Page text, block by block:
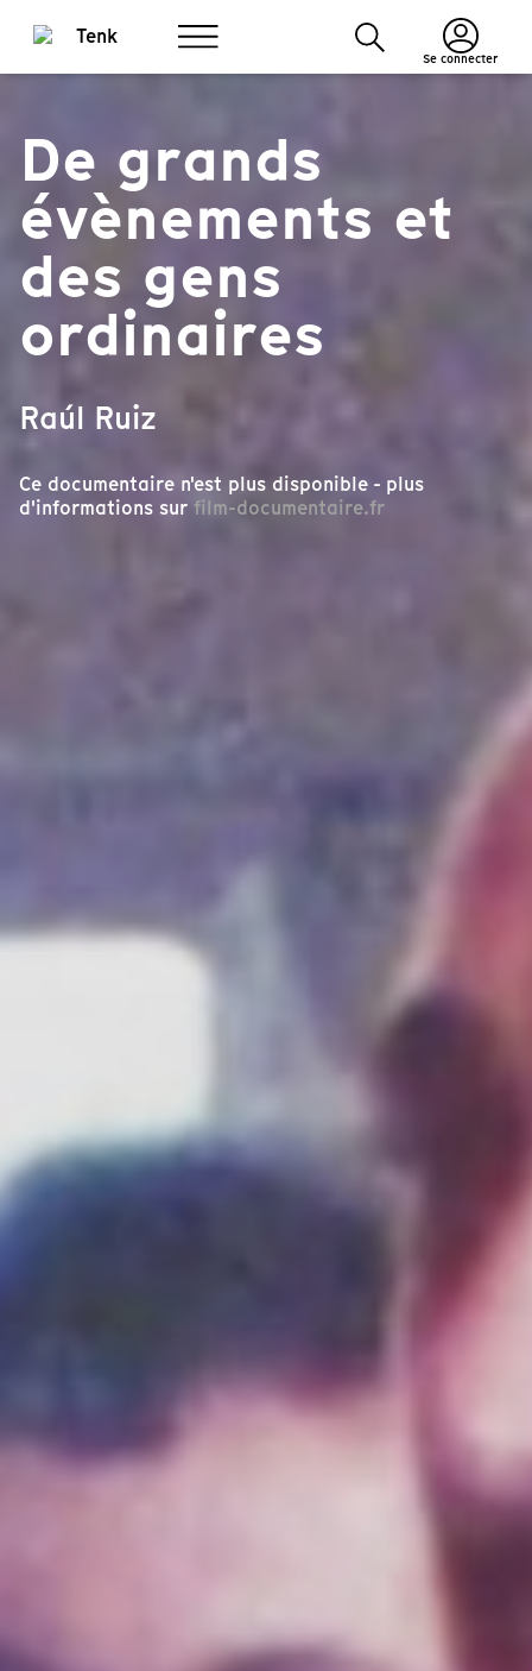
Se connecter
De grands
évènements et
des gens
ordinaires
Raúl Ruiz
Ce documentaire n'est plus disponible - plus
d'informations sur film-documentaire.fr